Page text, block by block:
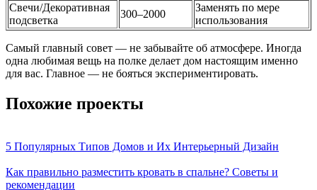
Свечи/Декоративная
подсветка
300–2000
Заменять по мере
использования
Самый главный совет — не забывайте об атмосфере. Иногда
одна любимая вещь на полке делает дом настоящим именно
для вас. Главное — не бояться экспериментировать.
Похожие проекты
5 Популярных Типов Домов и Их Интерьерный Дизайн
Как правильно разместить кровать в спальне? Советы и
рекомендации